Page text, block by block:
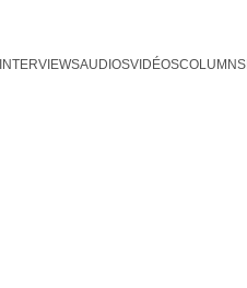
INTERVIEWSAUDIOSVIDÉOSCOLUMNS